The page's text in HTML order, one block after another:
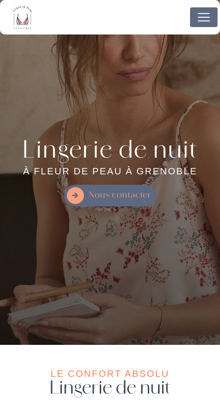
Lingerie de nuit
À FLEUR DE PEAU À GRENOBLE
Nous contacter
LE CONFORT ABSOLU
Lingerie de nuit
Panneau de gestion des cookies